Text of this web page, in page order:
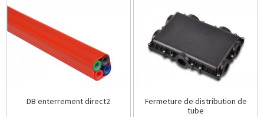
DB enterrement direct2
Fermeture de distribution de
tube